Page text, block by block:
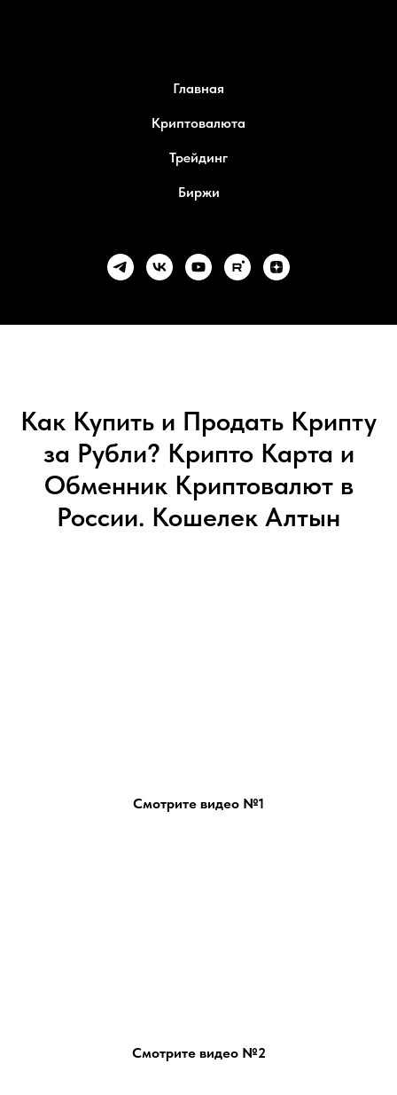
Главная
Криптовалюта
Трейдинг
Биржи
Как Купить и Продать Крипту
за Рубли? Крипто Карта и
Обменник Криптовалют в
России. Кошелек Алтын
Смотрите видео №1
Смотрите видео №2